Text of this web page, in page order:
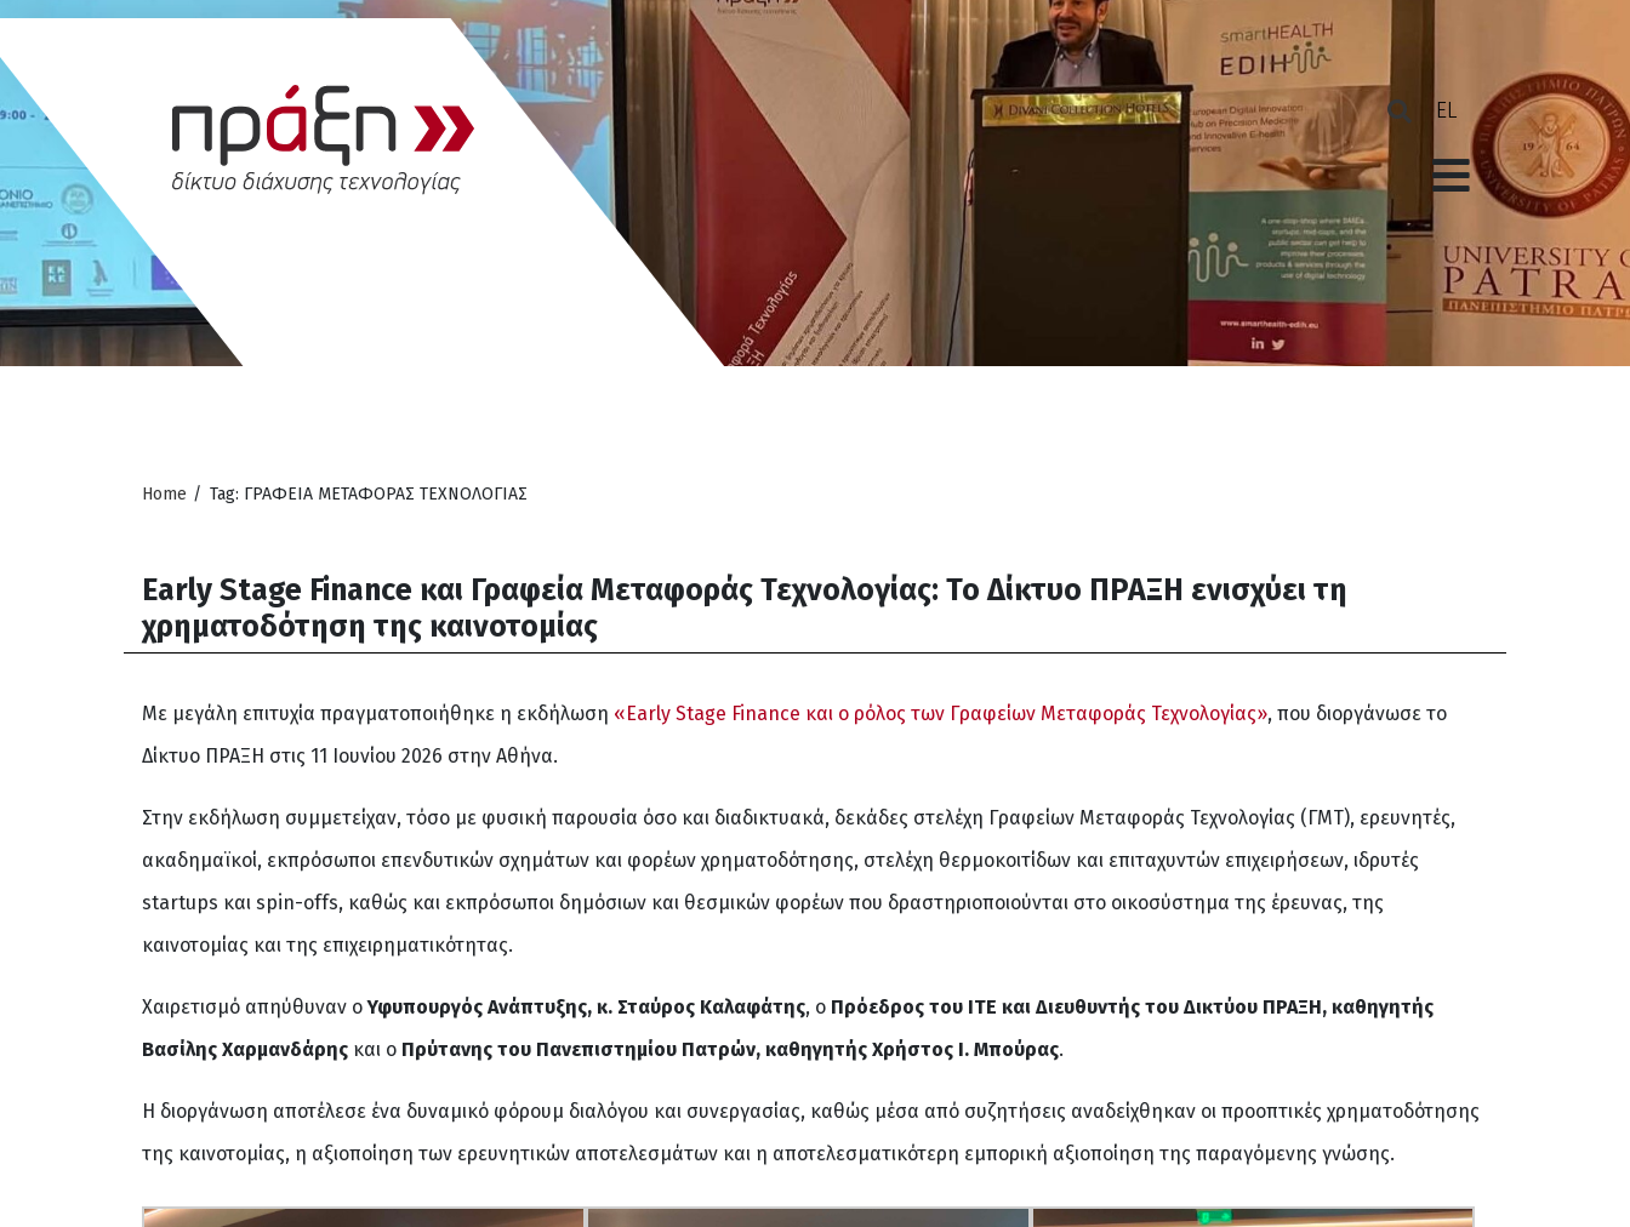
Home / Tag: ΓΡΑΦΕΙΑ ΜΕΤΑΦΟΡΑΣ ΤΕΧΝΟΛΟΓΙΑΣ
Early Stage Finance και Γραφεία Μεταφοράς Τεχνολογίας: Το Δίκτυο ΠΡΑΞΗ ενισχύει τη
χρηματοδότηση της καινοτομίας
Με μεγάλη επιτυχία πραγματοποιήθηκε η εκδήλωση «Early Stage Finance και ο ρόλος των Γραφείων Μεταφοράς Τεχνολογίας», που διοργάνωσε το
Δίκτυο ΠΡΑΞΗ στις 11 Ιουνίου 2026 στην Αθήνα.
Στην εκδήλωση συμμετείχαν, τόσο με φυσική παρουσία όσο και διαδικτυακά, δεκάδες στελέχη Γραφείων Μεταφοράς Τεχνολογίας (ΓΜΤ), ερευνητές,
ακαδημαϊκοί, εκπρόσωποι επενδυτικών σχημάτων και φορέων χρηματοδότησης, στελέχη θερμοκοιτίδων και επιταχυντών επιχειρήσεων, ιδρυτές
startups και spin-offs, καθώς και εκπρόσωποι δημόσιων και θεσμικών φορέων που δραστηριοποιούνται στο οικοσύστημα της έρευνας, της
καινοτομίας και της επιχειρηματικότητας.
Χαιρετισμό απηύθυναν οΥφυπουργός Ανάπτυξης, κ. Σταύρος Καλαφάτης, ο Πρόεδρος του ΙΤΕ και Διευθυντής του Δικτύου ΠΡΑΞΗ, καθηγητής
Βασίλης Χαρμανδάρης και ο Πρύτανης του Πανεπιστημίου Πατρών, καθηγητής Χρήστος Ι. Μπούρας.
Η διοργάνωση αποτέλεσε ένα δυναμικό φόρουμ διαλόγου και συνεργασίας, καθώς μέσα από συζητήσεις αναδείχθηκαν οι προοπτικές χρηματοδότησης
της καινοτομίας, η αξιοποίηση των ερευνητικών αποτελεσμάτων και η αποτελεσματικότερη εμπορική αξιοποίηση της παραγόμενης γνώσης.